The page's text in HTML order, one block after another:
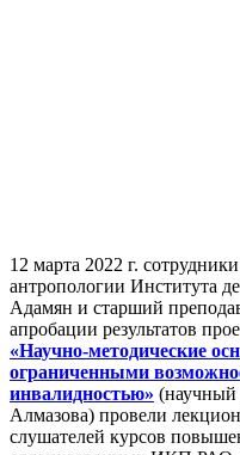
12 марта 2022 г.
антропологии Института
Адамян и старший
апробации результатов
«Научно-методические
ограниченными
инвалидностью» (научный
Алмазова) провели
слушателей курсов